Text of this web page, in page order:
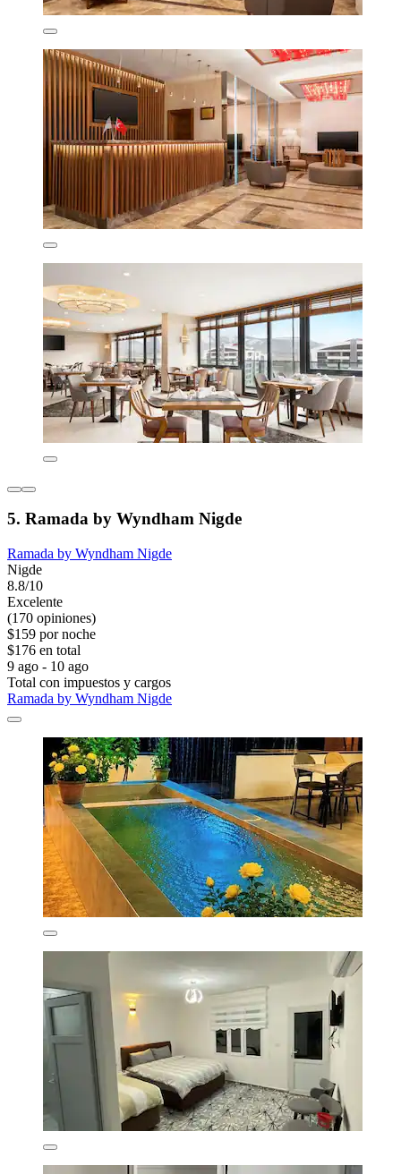
5. Ramada by Wyndham Nigde
Ramada by Wyndham Nigde
Nigde
8.8/10
Excelente
(170 opiniones)
$159 por noche
$176 en total
9 ago - 10 ago
Total con impuestos y cargos
Ramada by Wyndham Nigde